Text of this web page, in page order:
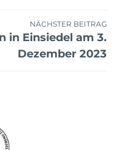
NÄCHSTER BEITRAG
in Einsiedel am 3.
Dezember 2023